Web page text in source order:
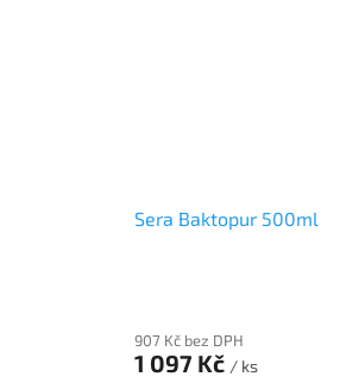
Sera Baktopur 500ml
907 Kč bez DPH
1 097 Kč / ks